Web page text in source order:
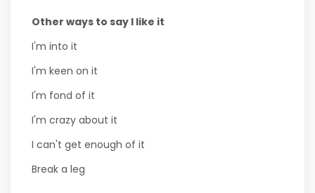
Other ways to say I like it
I'm into it
I'm keen on it
I'm fond of it
I'm crazy about it
I can't get enough of it
Break a leg